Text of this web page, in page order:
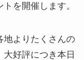
を開催します。
地よりたくさんの
好評につき本日